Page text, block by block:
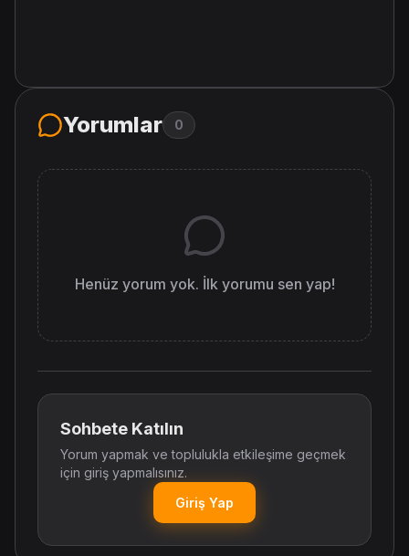
Yorumlar 0
Henüz yorum yok. İlk yorumu sen yap!
Sohbete Katılın
Yorum yapmak ve toplulukla etkileşime geçmek
için giriş yapmalısınız.
Giriş Yap